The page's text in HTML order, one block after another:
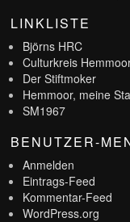
LINKLISTE
Björns HRC
Culturkreis
Der Stiftmoker
Hemmoor, meine
SM1967
BENUTZER-
Anmelden
Eintrags-Feed
Kommentar-Feed
WordPress.org